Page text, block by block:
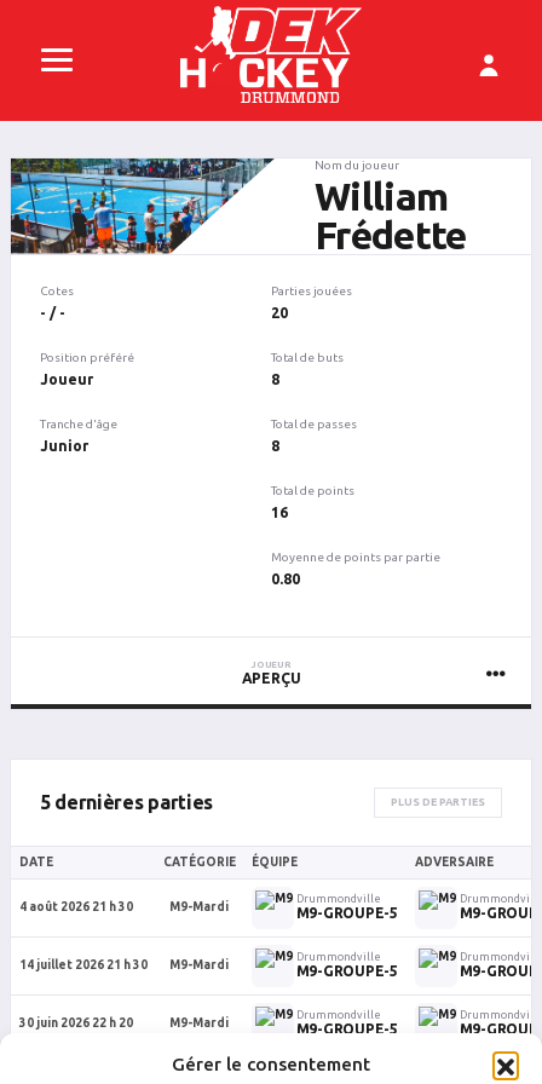
Gérer le consentement
Nom du joueur
William
Frédette
Cotes
- / -
Position préféré
Joueur
Tranche d'âge
Junior
Parties jouées
20
Total de buts
8
Total de passes
8
Total de points
16
Moyenne de points par partie
0.80
JOUEUR
APERÇU
5 dernières parties PLUS DE PARTIES
DATE CATÉGORIE ÉQUIPE ADVERSAIRE
4 août 2026 21 h 30 M9-Mardi
Drummondville
M9-GROUPE-5 M9-
14 juillet 2026 21 h 30 M9-Mardi
Drummondville
M9-GROUPE-5 M9-
30 juin 2026 22 h 20 M9-Mardi
Drummondville
M9-GROUPE-5 M9-
Drummondville